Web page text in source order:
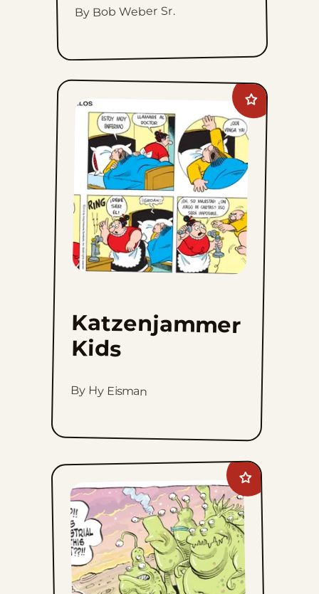
By Bob Weber Sr.
Add
Katzenjammer
Kids
favorites
Katzenjammer
Kids
By Hy Eisman
Add
Goomer
favorites